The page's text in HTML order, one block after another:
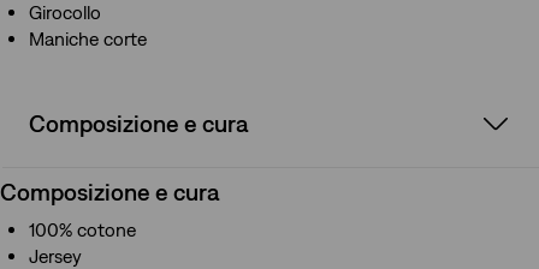
Girocollo
Maniche corte
Composizione e cura
Composizione e cura
100% cotone
Jersey